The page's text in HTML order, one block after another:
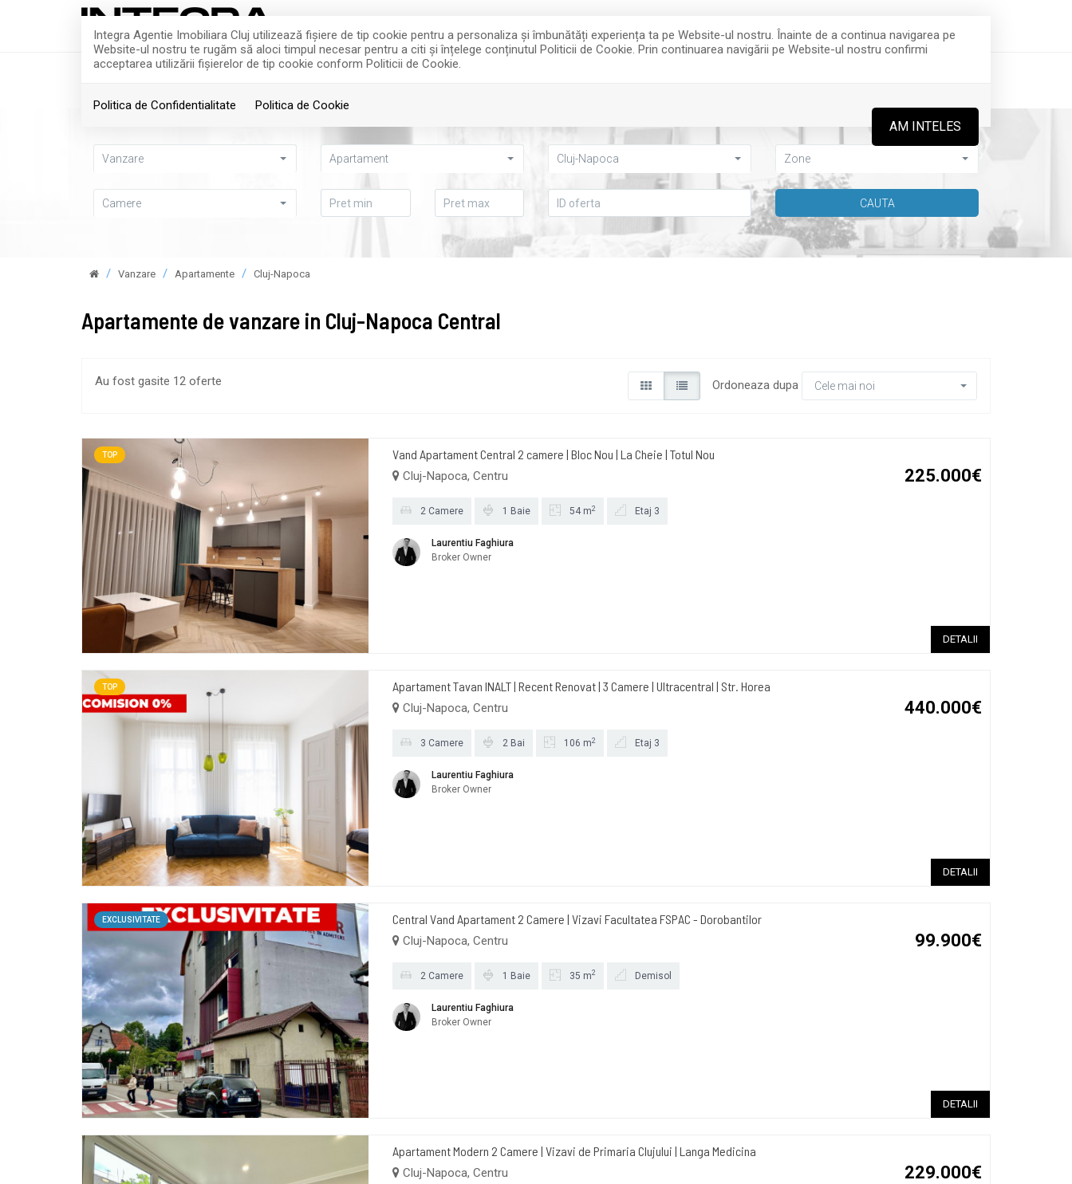
Integra Agentie Imobiliara Cluj utilizează fişiere de tip cookie pentru a personaliza și îmbunătăți experiența ta pe Website-ul nostru. Înainte de a continua navigarea pe
Website-ul nostru te rugăm să aloci timpul necesar pentru a citi și înțelege conținutul Politicii de Cookie. Prin continuarea navigării pe Website-ul nostru confirmi
acceptarea utilizării fişierelor de tip cookie conform Politicii de Cookie.
Politica de Confidentialitate Politica de Cookie
AM INTELES
office@integraimobiliare.ro
Vanzare Apartament Cluj-Napoca Zone
Camere
Vanzare Apartamente Cluj-Napoca
Apartamente de vanzare in Cluj-Napoca Central
Au fost gasite 12 oferte Ordoneaza dupa Cele mai noi
TOP Vand Apartament Central 2 camere | Bloc Nou | La Cheie | Totul Nou
225.000€
Cluj-Napoca, Centru
2 Camere 1 Baie 54 m2 Etaj 3
Laurentiu Faghiura
Broker Owner
DETALII
TOP Apartament Tavan INALT | Recent Renovat | 3 Camere | Ultracentral | Str. Horea
440.000€
Cluj-Napoca, Centru
3 Camere 2 Bai 106 m2 Etaj 3
Laurentiu Faghiura
Broker Owner
DETALII
EXCLUSIVITATE Central Vand Apartament 2 Camere | Vizavi Facultatea FSPAC - Dorobantilor
99.900€
Cluj-Napoca, Centru
2 Camere 1 Baie 35 m2 Demisol
Laurentiu Faghiura
Broker Owner
DETALII
Apartament Modern 2 Camere | Vizavi de Primaria Clujului | Langa Medicina
229.000€
Cluj-Napoca, Centru